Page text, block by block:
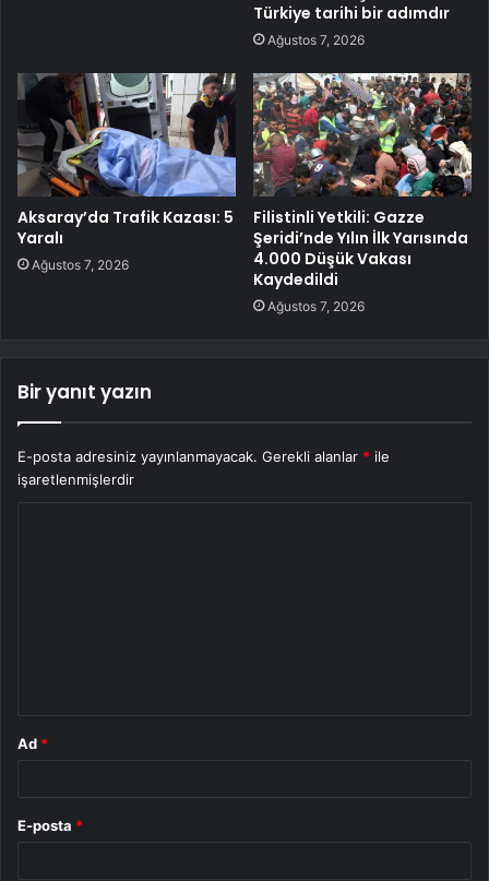
Türkiye tarihi bir adımdır
Ağustos 7, 2026
Aksaray’da Trafik Kazası: 5
Yaralı
Ağustos 7, 2026
Filistinli Yetkili: Gazze
Şeridi’nde Yılın İlk Yarısında
4.000 Düşük Vakası
Kaydedildi
Ağustos 7, 2026
Bir yanıt yazın
E-posta adresiniz yayınlanmayacak. Gerekli alanlar * ile
işaretlenmişlerdir
Ad *
E-posta *